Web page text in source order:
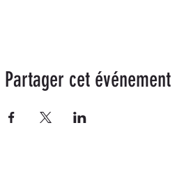
Partager cet événement